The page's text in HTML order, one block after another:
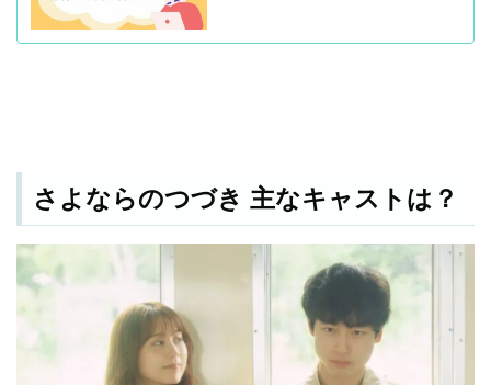
さよならのつづき 主なキャストは？